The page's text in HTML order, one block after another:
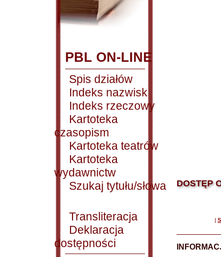
PBL ON-LINE
Spis działów
Indeks nazwisk
Indeks rzeczowy
Kartoteka
czasopism
Kartoteka teatrów
Kartoteka
wydawnictw
Szukaj tytułu/słowa
Transliteracja
Deklaracja
dostępności
DOSTĘP
|